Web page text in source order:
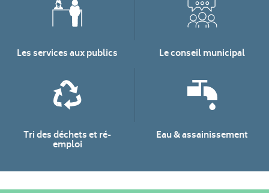
Les services aux publics Le conseil municipal
Tri des déchets et ré-
emploi
Eau & assainissement